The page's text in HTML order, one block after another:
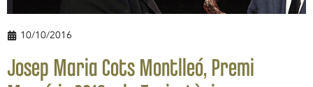
10/10/2016
Josep Maria Cots Montlleó, Premi